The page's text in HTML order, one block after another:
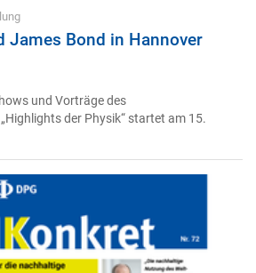
James Bond in Hannover
und Vorträge des
der Physik“ startet am 15.